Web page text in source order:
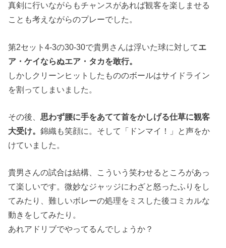
真剣に行いながらもチャンスがあれば観客を楽しませる
ことも考えながらのプレーでした。
第2セット4-3の30-30で貴男さんは浮いた球に対してエ
ア・ケイならぬエア・タカを敢行。
しかしクリーンヒットしたもののボールはサイドライン
を割ってしまいました。
その後、思わず腰に手をあてて首をかしげる仕草に観客
大受け。錦織も笑顔に。そして「ドンマイ！」と声をか
けていました。
貴男さんの試合は結構、こういう笑わせるところがあっ
て楽しいです。微妙なジャッジにわざと怒ったふりをし
てみたり、難しいボレーの処理をミスした後コミカルな
動きをしてみたり。
あれアドリブでやってるんでしょうか？